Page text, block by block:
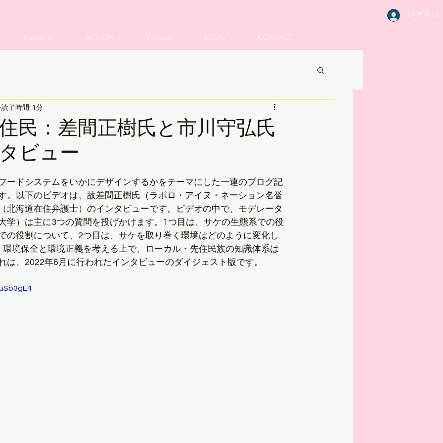
ログイン
Research ACTION Projects BLOG CONTACT
民：差間正樹氏と市川守弘氏
ビュー
読了時間: 1分
ードシステムをいかにデザインするかをテーマにした一連のブログ記
。以下のビデオは、故差間正樹氏（ラポロ・アイヌ・ネーション名誉
北海道在住弁護士）のインタビューです。ビデオの中で、モデレータ
学）は主に3つの質問を投げかけます。1つ目は、サケの生態系での役
の役割について、2つ目は、サケを取り巻く環境はどのように変化し
境保全と環境正義を考える上で、ローカル・先住民族の知識体系は
は、2022年6月に行われたインタビューのダイジェスト版です。